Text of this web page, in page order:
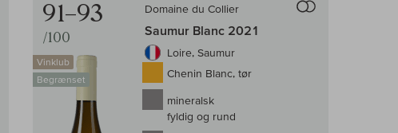
91–93
/100
Vinklub
Begrænset
Domaine du Collier
Saumur Blanc 2021
Loire, Saumur
Chenin Blanc, tør
mineralsk
fyldig og rund